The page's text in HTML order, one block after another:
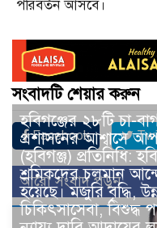
পরিবর্তন আসবে।
সংবাদটি শেয়ার করুন
Facebook
আরো সংবাদ পড়ুন
হবিগঞ্জের ২৮টি চা-
প্রশাসনের আশ্বাসে
(হবিগঞ্জ) প্রতিনিধি:
শ্রমিকদের চলমান
হয়েছে। মজুরি বৃদ্ধি,
চিকিৎসাসেবা, বিশুদ্ধ